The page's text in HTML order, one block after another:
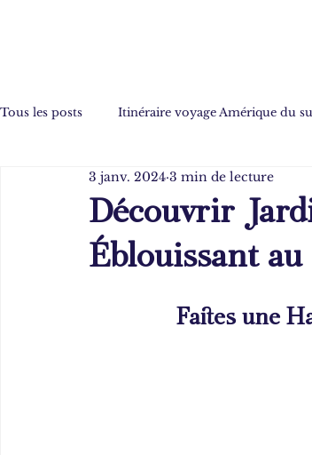
Tous les posts Itinéraire voyage Amérique du
Découvrir
Éblouissant
3 janv. 2024 3 min de lecture
Faites une